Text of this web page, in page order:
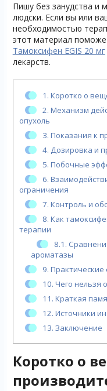
Пишу без занудства и
людски. Если вы или
необходимостью
этот материал
Тамоксифен EGIS 20 мг
лекарств.
1. Коротко о
2. Механизм
опухоль
3. Показания к
4. Дозировка и
5. Побочные
6.
ограничения
7. Контроль и
8. Как
терапии
8.1.
ароматазы
9.
10. Чего нельзя
11. Краткая
12. Источники
13. Заключение
Коротко о